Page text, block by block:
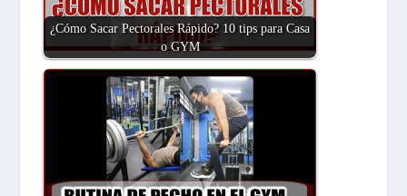
¿Cómo Sacar Pectorales Rápido? 10 tips para Casa
o GYM